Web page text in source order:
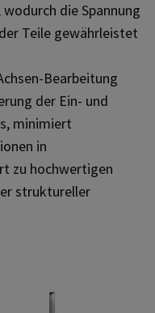
die Spannung
Teile gewährleistet
Bearbeitung
der Ein- und
minimiert
in
zu hochwertigen
struktureller